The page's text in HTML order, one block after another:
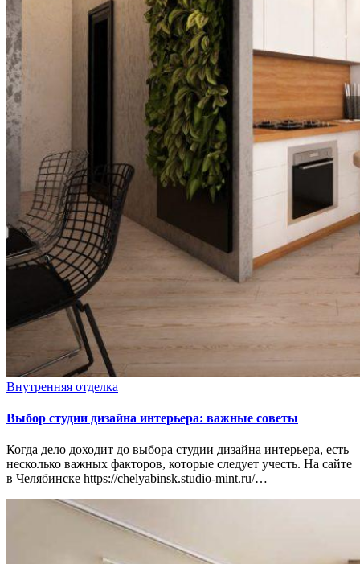
Внутренняя отделка
Выбор студии дизайна интерьера: важные советы
Когда дело доходит до выбора студии дизайна интерьера, есть
несколько важных факторов, которые следует учесть. На сайте
в Челябинске https://chelyabinsk.studio-mint.ru/…